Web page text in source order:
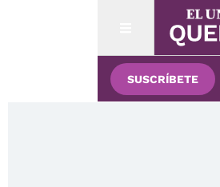
SUSCRÍBETE